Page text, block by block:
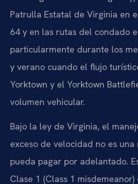
Patrulla Estatal de Virginia en
64 y en las rutas del condado
particularmente durante los
y verano cuando el flujo
Yorktown y el Yorktown
volumen vehicular.
Bajo la ley de Virginia, el
exceso de velocidad no es una
pueda pagar por adelantado.
Clase 1 (Class 1